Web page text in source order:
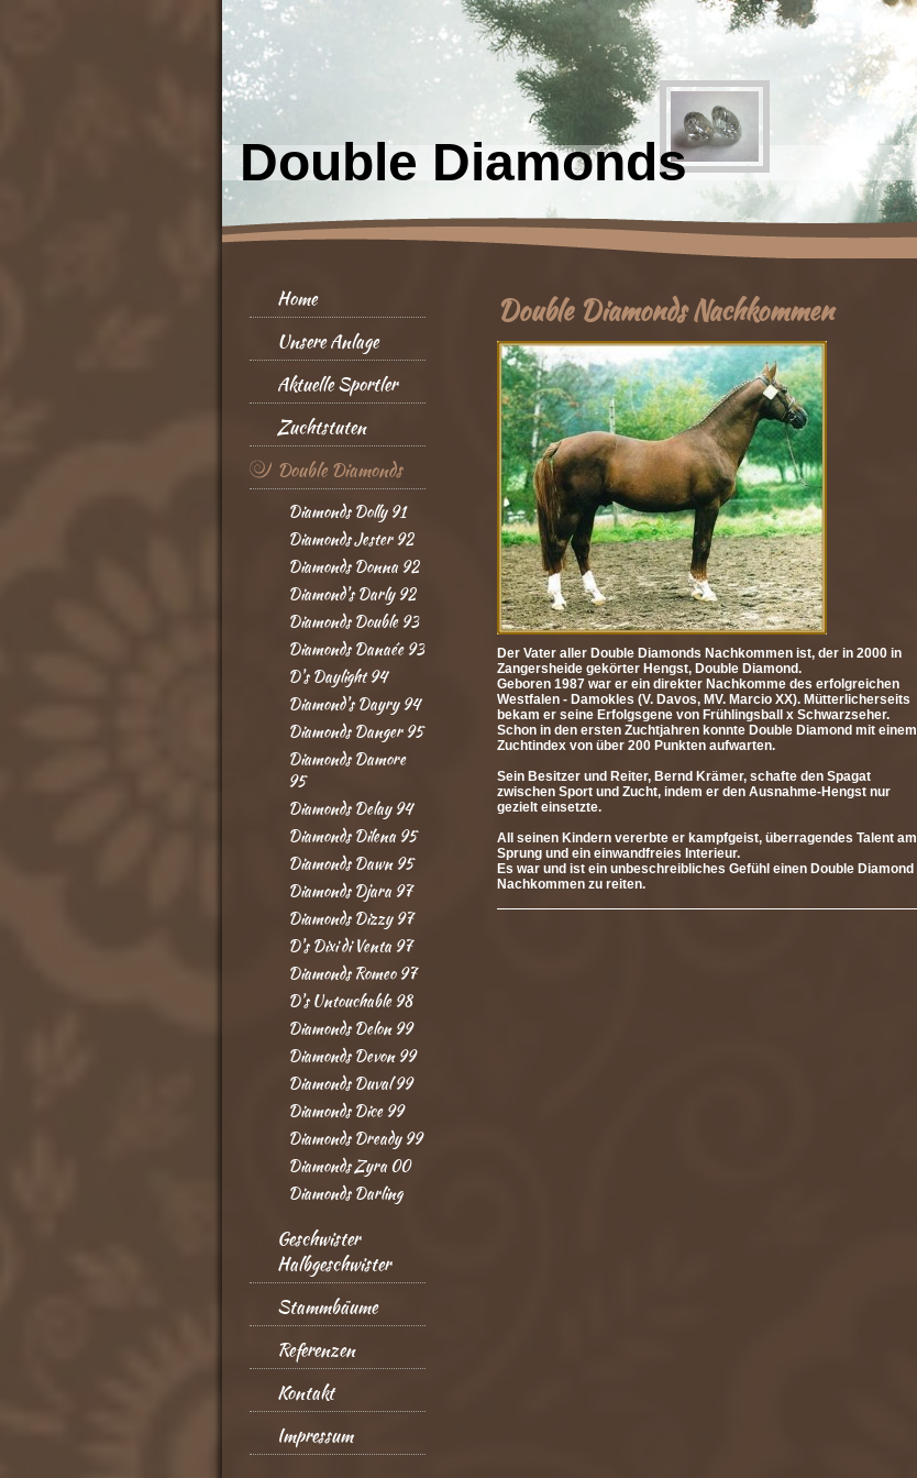
Double Diamonds
Home
Unsere Anlage
Aktuelle Sportler
Zuchtstuten
Double Diamonds
Diamonds Dolly 91
Diamonds Jester 92
Diamonds Donna 92
Diamond's Darly 92
Diamonds Double 93
Diamonds Danaée 93
D's Daylight 94
Diamond's Dayry 94
Diamonds Danger 95
Diamonds Damore
95
Diamonds Delay 94
Diamonds Dilena 95
Diamonds Dawn 95
Diamonds Djara 97
Diamonds Dizzy 97
D's Dixi di Venta 97
Diamonds Romeo 97
D's Untouchable 98
Diamonds Delon 99
Diamonds Devon 99
Diamonds Duval 99
Diamonds Dice 99
Diamonds Dready 99
Diamonds Zyra 00
Diamonds Darling
Geschwister
Halbgeschwister
Stammbäume
Referenzen
Kontakt
Impressum
Double Diamonds Nachkommen
Der Vater aller Double Diamonds Nachkommen ist, der in 2000 in
Zangersheide gekörter Hengst, Double Diamond.
Geboren 1987 war er ein direkter Nachkomme des erfolgreichen
Westfalen - Damokles (V. Davos, MV. Marcio XX). Mütterlicherseits
bekam er seine Erfolgsgene von Frühlingsball x Schwarzseher.
Schon in den ersten Zuchtjahren konnte Double Diamond mit einem
Zuchtindex von über 200 Punkten aufwarten.
Sein Besitzer und Reiter, Bernd Krämer, schafte den Spagat
zwischen Sport und Zucht, indem er den Ausnahme-Hengst nur
gezielt einsetzte.
All seinen Kindern vererbte er kampfgeist, überragendes Talent am
Sprung und ein einwandfreies Interieur.
Es war und ist ein unbeschreibliches Gefühl einen Double Diamond
Nachkommen zu reiten.